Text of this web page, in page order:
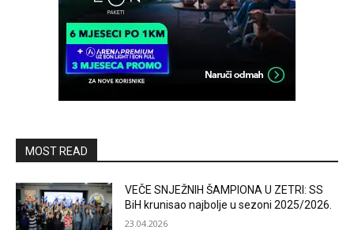
MOST READ
VEČE SNJEŽNIH ŠAMPIONA U ZETRI: SS
BiH krunisao najbolje u sezoni 2025/2026.
23.04.2026